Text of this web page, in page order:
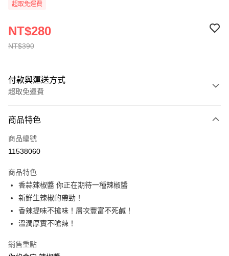
超取免運費
NT$390
NT$280
付款與運送方式
超取免運費
全家線上支付
超商取貨付款
運送方式
冷凍-全家取貨付款
免運費
冷凍-付款後全家取貨
商品特色
商品編號
11538060
商品特色
香蒜辣椒醬 你正在期待一種辣椒醬
新鮮生辣椒的帶勁！
香辣提味不搶味！層次豐富不死鹹！
溫潤厚實不嗆辣！
銷售重點